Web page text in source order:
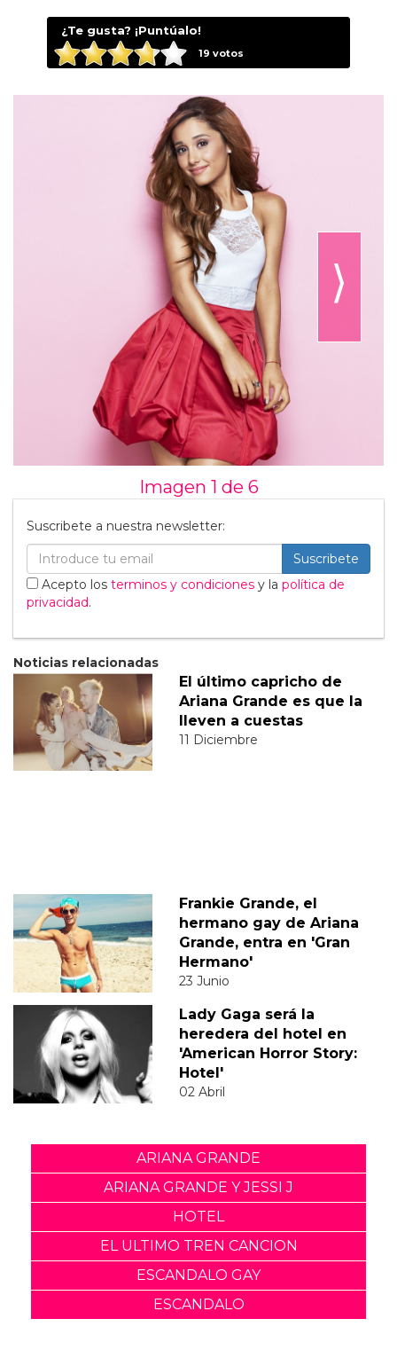
¿Te gusta? ¡Puntúalo!
19 votos
⟩
Imagen 1 de 6
Suscribete a nuestra newsletter:
Suscribete
Acepto los terminos y condiciones y la política de
privacidad.
Noticias relacionadas
El último capricho de
Ariana Grande es que la
lleven a cuestas
11 Diciembre
Frankie Grande, el
hermano gay de Ariana
Grande, entra en 'Gran
Hermano'
23 Junio
Lady Gaga será la
heredera del hotel en
'American Horror Story:
Hotel'
02 Abril
ARIANA GRANDE
ARIANA GRANDE Y JESSI J
HOTEL
EL ULTIMO TREN CANCION
ESCANDALO GAY
ESCANDALO